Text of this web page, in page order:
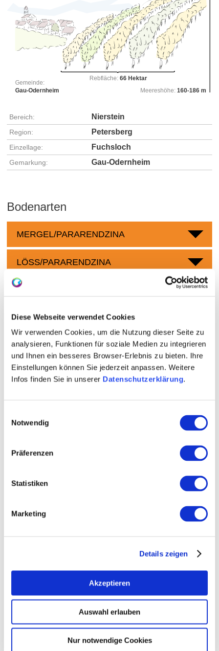
Diese Webseite verwendet Cookies
Wir verwenden Cookies, um die Nutzung dieser Seite zu
analysieren, Funktionen für soziale Medien zu integrieren
und Ihnen ein besseres Browser-Erlebnis zu bieten. Ihre
Einstellungen können Sie jederzeit anpassen. Weitere
Infos finden Sie in unserer Datenschutzerklärung.
Notwendig
Präferenzen
Statistiken
Marketing
Details zeigen
Akzeptieren
Auswahl erlauben
Nur notwendige Cookies
Rebfläche:66 Hektar
Gemeinde:
Gau-Odernheim
Meereshöhe: 160-186 m
Bereich: Nierstein
Region: Petersberg
Einzellage: Fuchsloch
Gemarkung: Gau-Odernheim
Bodenarten
MERGEL/PARARENDZINA
LÖSS/PARARENDZINA
Weingut St. Urban